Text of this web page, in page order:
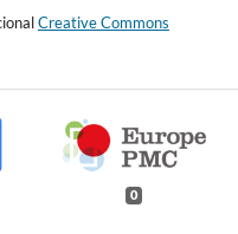
Creative Commons
0